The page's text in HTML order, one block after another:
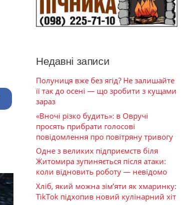
Недавні записи
Полуниця вже без ягід? Не залишайте
її так до осені — що зробити з кущами
зараз
«Вночі різко будить»: в Овручі
просять прибрати голосові
повідомлення про повітряну тривогу
Одне з великих підприємств біля
Житомира зупиняється після атаки:
коли відновить роботу — невідомо
Хліб, який можна зім’яти як хмаринку:
TikTok підхопив новий кулінарний хіт